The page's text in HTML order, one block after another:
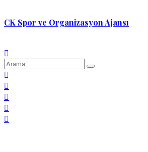
CK Spor ve Organizasyon Ajansı